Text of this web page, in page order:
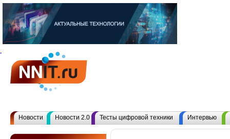
Новости Новости 2.0 Тесты цифровой техники Интервью